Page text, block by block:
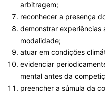
arbitragem;
reconhecer a presença
demonstrar experiências
modalidade;
atuar em condições
evidenciar
mental antes da
preencher a súmula da